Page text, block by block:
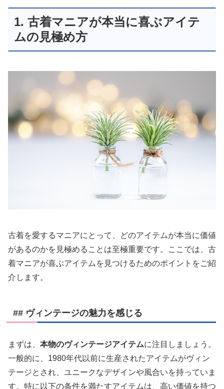
1. 古着マニアが本当に喜ぶアイテ
ムの見極め方
古着を愛するマニアにとって、どのアイテムが本当に価値
があるのかを見極めることは至極重要です。ここでは、古
着マニアが喜ぶアイテムを見つけるためのポイントをご紹
介します。
## ヴィンテージの魅力を感じる
まずは、 本物のヴィンテージアイテムに注目しましょう。
一般的に、1980年代以前に生産されたアイテムがヴィン
テージとされ、ユニークなデザインや風合いを持っていま
す。特に以下の条件を満たすアイテムは、高い価値を持つ